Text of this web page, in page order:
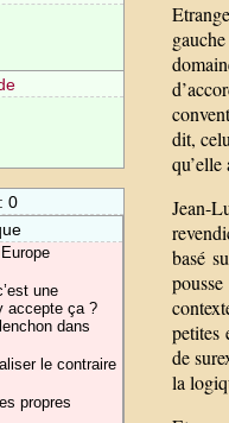
0
une
accepte ça ?
dans
le contraire
propres
dit,
Jean-
basé
petites
de
la